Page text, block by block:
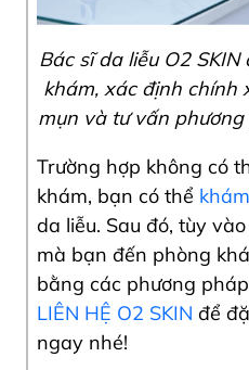
Bác sĩ da liễu O2
khám, xác định chính
mụn và tư vấn
Trường hợp không có
khám, bạn có thể
da liễu. Sau đó, tùy
mà bạn đến phòng
bằng các phương
LIÊN HỆ O2 SKIN để
ngay nhé!